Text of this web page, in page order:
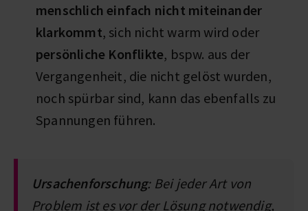
menschlich einfach nicht miteinander
klarkommt, sich nicht warm wird oder
persönliche Konflikte, bspw. aus der
Vergangenheit, die nicht gelöst wurden,
noch spürbar sind, kann das ebenfalls zu
Spannungen führen.
Ursachenforschung: Bei jeder Art von
Problem ist es vor der Lösung notwendig,